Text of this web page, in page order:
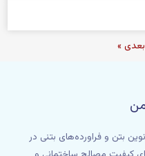
بعدی »
بتن و فراورده‌های بتنی در